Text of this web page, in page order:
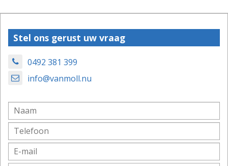
Stel ons gerust uw vraag
0492 381 399
info@vanmoll.nu